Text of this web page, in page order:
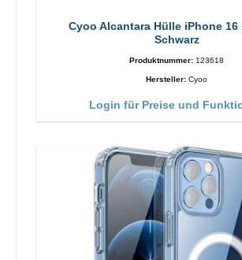
Cyoo Alcantara Hülle iPhone 16
Schwarz
Produktnummer: 123618
Hersteller: Cyoo
Login für Preise und